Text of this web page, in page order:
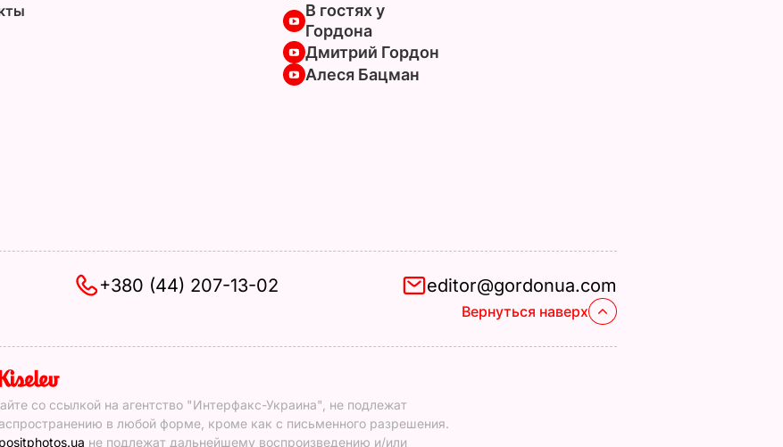
В гостях у
Гордона
Дмитрий Гордон
Алеся Бацман
+380 (44) 207-13-02 editor@gordonua.com
Вернуться наверх
со ссылкой на агентство "Интерфакс-Украина", не подлежат
в любой форме, кроме как с письменного разрешения.
не подлежат дальнейшему воспроизведению и/или